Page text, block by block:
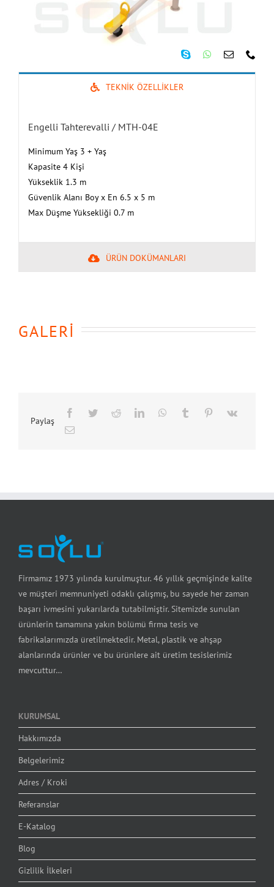
TEKNİK ÖZELLİKLER
Engelli Tahterevalli / MTH-04E
Minimum Yaş 3 + Yaş
Kapasite 4 Kişi
Yükseklik 1.3 m
Güvenlik Alanı Boy x En 6.5 x 5 m
Max Düşme Yüksekliği 0.7 m
ÜRÜN DOKÜMANLARI
GALERİ
Paylaş
Firmamız 1973 yılında kurulmuştur. 46 yıllık geçmişinde kalite
ve müşteri memnuniyeti odaklı çalışmış, bu sayede her zaman
başarı ivmesini yukarılarda tutabilmiştir. Sitemizde sunulan
ürünlerin tamamına yakın bölümü firma tesis ve
fabrikalarımızda üretilmektedir. Metal, plastik ve ahşap
alanlarında ürünler ve bu ürünlere ait üretim tesislerimiz
mevcuttur…
KURUMSAL
Hakkımızda
Belgelerimiz
Adres / Kroki
Referanslar
E-Katalog
Blog
Gizlilik İlkeleri